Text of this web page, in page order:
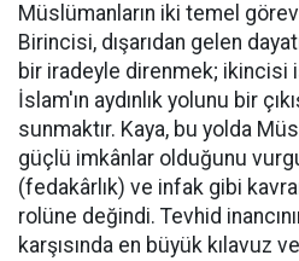
Müslümanların iki temel
Birincisi, dışarıdan gelen
bir iradeyle direnmek; ikincisi
İslam'ın aydınlık yolunu bir
sunmaktır. Kaya, bu yolda
güçlü imkânlar olduğunu
(fedakârlık) ve infak gibi
rolüne değindi. Tevhid
karşısında en büyük kılavuz